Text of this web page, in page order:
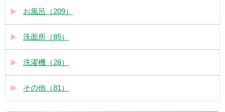
お風呂（209）
洗面所（85）
洗濯機（28）
その他（81）